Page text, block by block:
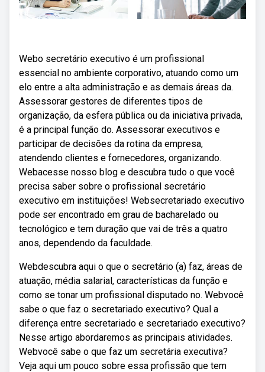
Webo secretário executivo é um profissional
essencial no ambiente corporativo, atuando como um
elo entre a alta administração e as demais áreas da.
Assessorar gestores de diferentes tipos de
organização, da esfera pública ou da iniciativa privada,
é a principal função do. Assessorar executivos e
participar de decisões da rotina da empresa,
atendendo clientes e fornecedores, organizando.
Webacesse nosso blog e descubra tudo o que você
precisa saber sobre o profissional secretário
executivo em instituições! Websecretariado executivo
pode ser encontrado em grau de bacharelado ou
tecnológico e tem duração que vai de três a quatro
anos, dependendo da faculdade.
Webdescubra aqui o que o secretário (a) faz, áreas de
atuação, média salarial, características da função e
como se tonar um profissional disputado no. Webvocê
sabe o que faz o secretariado executivo? Qual a
diferença entre secretariado e secretariado executivo?
Nesse artigo abordaremos as principais atividades.
Webvocê sabe o que faz um secretária executiva?
Veja aqui um pouco sobre essa profissão que tem